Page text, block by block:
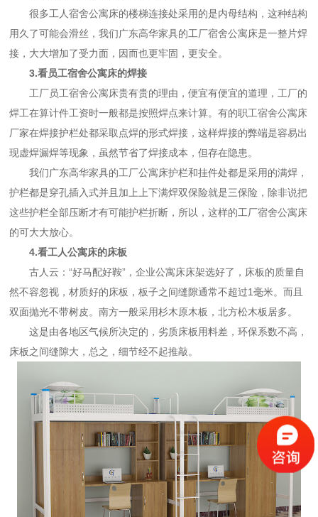
很多工人宿舍公寓床的楼梯连接处采用的是内母结构，这种结构
用久了可能会滑丝，我们广东高华家具的工厂宿舍公寓床是一整片焊
接，大大增加了受力面，因而也更牢固，更安全。
3.看员工宿舍公寓床的焊接
工厂员工宿舍公寓床贵有贵的理由，便宜有便宜的道理，工厂的
焊工在算计件工资时一般都是按照焊点来计算。有的职工宿舍公寓床
厂家在焊接护栏处都采取点焊的形式焊接，这样焊接的弊端是容易出
现虚焊漏焊等现象，虽然节省了焊接成本，但存在隐患。
我们广东高华家具的工厂公寓床护栏和挂件处都是采用的满焊，
护栏都是穿孔插入式并且加上上下满焊双保险就是三保险，除非说把
这些护栏全部压断才有可能护栏折断，所以，这样的工厂宿舍公寓床
的可大大放心。
4.看工人公寓床的床板
古人云：“好马配好鞍”，企业公寓床床架选好了，床板的质量自
然不容忽视，材质好的床板，板子之间缝隙通常不超过1毫米。而且
双面抛光不带树皮。南方一般采用杉木原木板，北方松木板居多。
这是由各地区气候所决定的，劣质床板用料差，环保系数不高，
床板之间缝隙大，总之，细节经不起推敲。